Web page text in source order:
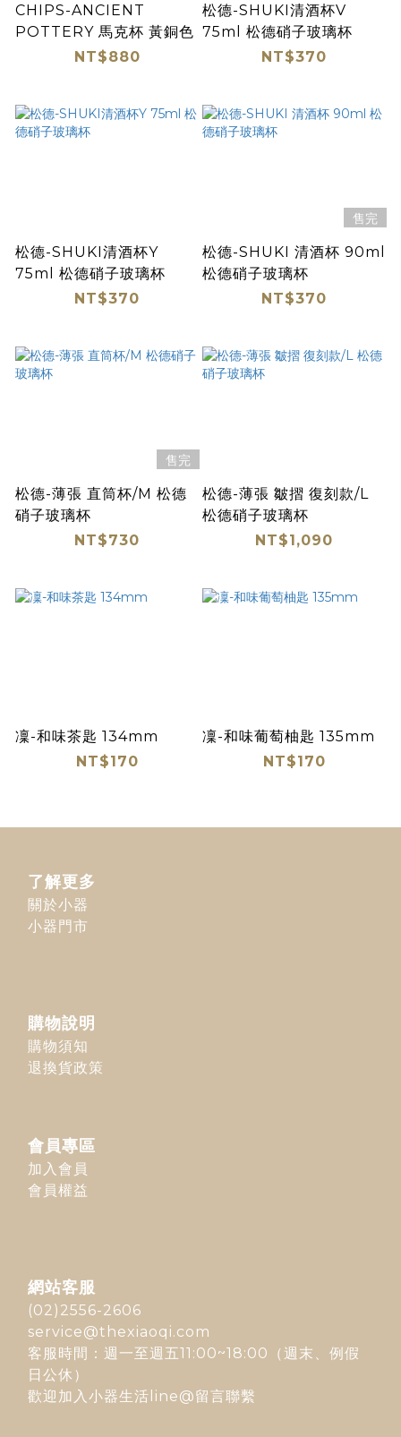
CHIPS-ANCIENT
POTTERY 馬克杯 黃銅色
NT$880
松德-SHUKI清酒杯V
75ml 松德硝子玻璃杯
NT$370
松德-SHUKI清酒杯Y
75ml 松德硝子玻璃杯
NT$370
售完
松德-SHUKI 清酒杯 90ml
松德硝子玻璃杯
NT$370
售完
松德-薄張 直筒杯/M 松德
硝子玻璃杯
NT$730
松德-薄張 皺摺 復刻款/L
松德硝子玻璃杯
NT$1,090
凜-和味茶匙 134mm
NT$170
凜-和味葡萄柚匙 135mm
NT$170
了解更多
關於小器
小器門市
購物說明
購物須知
退換貨政策
會員專區
加入會員
會員權益
網站客服
(02)2556-2606
service@thexiaoqi.com
客服時間：週一至週五11:00~18:00（週末、例假
日公休）
歡迎加入 小器生活line@留言聯繫